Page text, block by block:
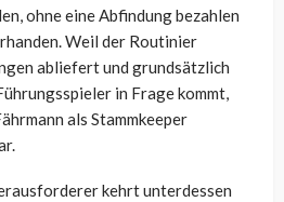
ohne eine Abfindung bezahlen
Weil der Routinier
abliefert und grundsätzlich
in Frage kommt,
als Stammkeeper
kehrt unterdessen